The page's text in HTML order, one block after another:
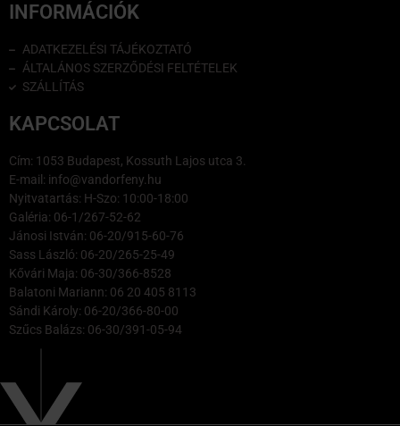
INFORMÁCIÓK
ADATKEZELÉSI TÁJÉKOZTATÓ
ÁLTALÁNOS SZERZŐDÉSI FELTÉTELEK
SZÁLLÍTÁS
KAPCSOLAT
Cím: 1053 Budapest, Kossuth Lajos utca 3.
E-mail: info@vandorfeny.hu
Nyitvatartás: H-Szo: 10:00-18:00
Galéria: 06-1/267-52-62
Jánosi István: 06-20/915-60-76
Sass László: 06-20/265-25-49
Kővári Maja: 06-30/366-8528
Balatoni Mariann: 06 20 405 8113
Sándi Károly: 06-20/366-80-00
Szűcs Balázs: 06-30/391-05-94